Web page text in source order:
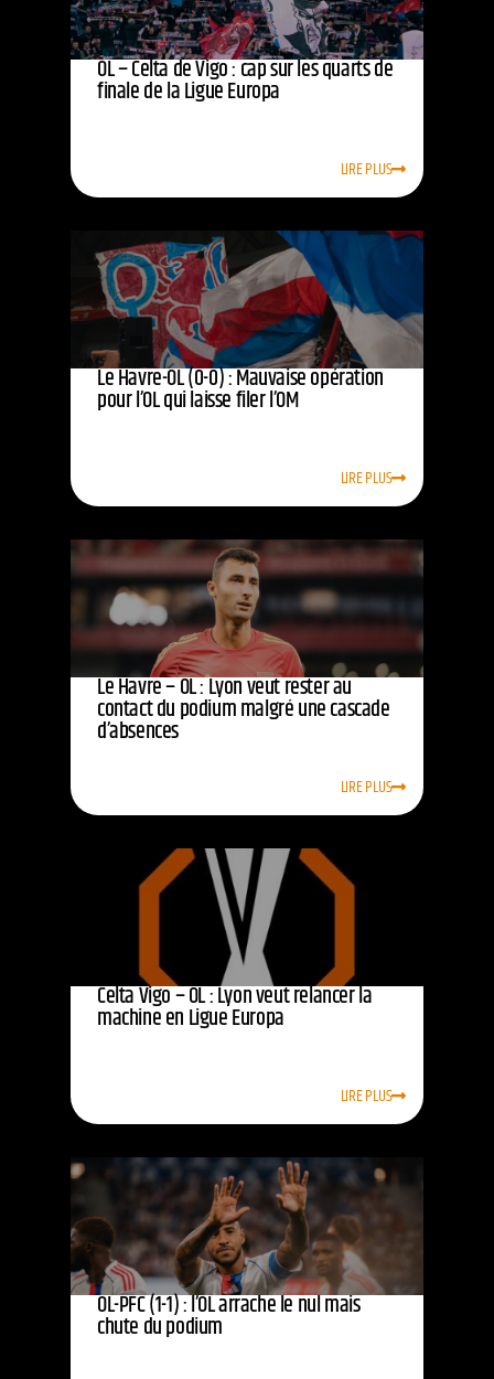
OL – Celta de Vigo : cap sur les quarts de
finale de la Ligue Europa
LIRE PLUS
Le Havre-OL (0-0) : Mauvaise opération
pour l’OL qui laisse filer l’OM
LIRE PLUS
Le Havre – OL : Lyon veut rester au
contact du podium malgré une cascade
d’absences
LIRE PLUS
Celta Vigo – OL : Lyon veut relancer la
machine en Ligue Europa
LIRE PLUS
OL-PFC (1-1) : l’OL arrache le nul mais
chute du podium